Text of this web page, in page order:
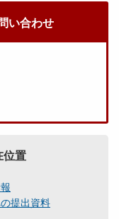
い合わせ
位置
提出資料